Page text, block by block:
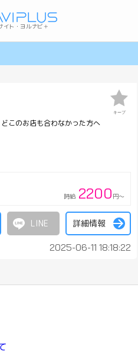
イト・ヨルナビ＋
キープ
どこのお店も合わなかった方へ
時給 2200 円～
詳細情報
2025-06-11 18:18:22